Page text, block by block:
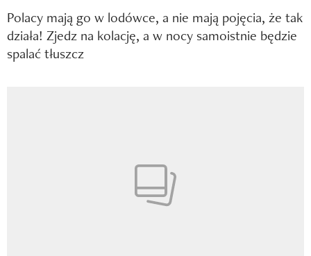
Polacy mają go w lodówce, a nie mają pojęcia, że tak
działa! Zjedz na kolację, a w nocy samoistnie będzie
spalać tłuszcz